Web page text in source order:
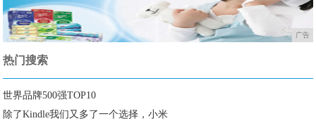
广告
热门搜索
世界品牌500强TOP10
除了Kindle我们又多了一个选择，小米